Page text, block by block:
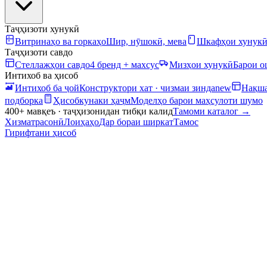
Таҷҳизоти хунукӣ
Витринаҳо ва горкаҳоШир, нӯшокӣ, мева Шкафҳои хунукӣ
Таҷҳизоти савдо
Стеллажҳои савдо4 бренд + махсус Мизҳои хунукӣБарои
Интихоб ва ҳисоб
Интихоб ба ҷойКонструктори хат · чизмаи зиндаnew
подборка
Ҳисобкунаки ҳаҷмМоделҳо барои маҳсулоти шумо
400+ мавқеъ · таҷҳизонидан тибқи калидТамоми каталог →
ХизматрасонӣЛоиҳаҳоДар бораи ширкатТамос
Гирифтани ҳисоб